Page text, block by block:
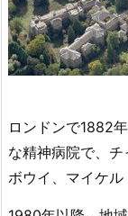
ロンドンで1882
な精神病院で、チ
ボウイ、マイケル